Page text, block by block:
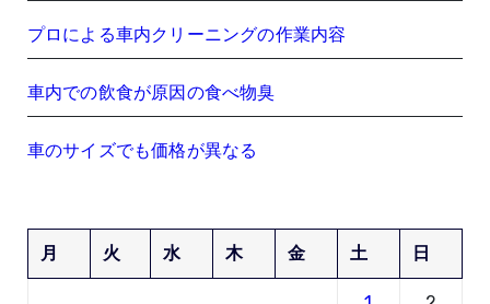
プロによる車内クリーニングの作業内容
車内での飲食が原因の食べ物臭
車のサイズでも価格が異なる
月 火 水 木 金 土 日